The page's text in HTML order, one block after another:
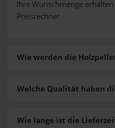
Ihre Wunschmenge
Preisrechner.
Wie werden die
Welche Qualität haben
Wie lange ist die